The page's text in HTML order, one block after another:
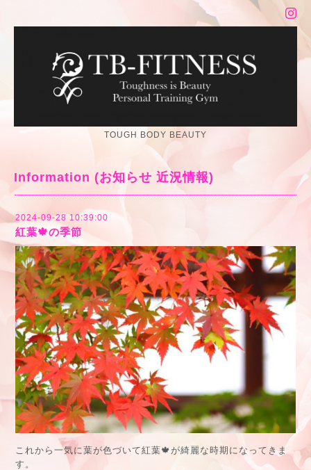
TOUGH BODY BEAUTY
Information (お知らせ 近況情報)
2024-09-28 10:39:00
紅葉🍁の季節
これから一気に葉が色づいて紅葉🍁が綺麗な時期になってきま
す。